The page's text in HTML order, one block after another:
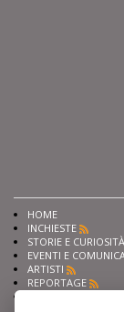
HOME
INCHIESTE
STORIE E CURIOSITÀ
EVENTI E
ARTISTI
REPORTAGE